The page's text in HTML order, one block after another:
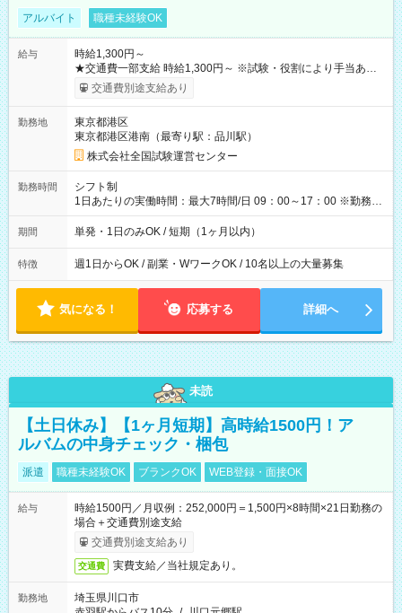
アルバイト 職種未経験OK
給与
時給1,300円～
★交通費一部支給 時給1,300円～ ※試験・役割により手当あり
※勤務回数により昇給あり 【即給（前払い）オプションあ
り！】 希望される場合、勤務から1週間ほどで給与の一部を受け
例】 ・河合塾模擬試験 8:30～17:30（休憩1時間） 時給1,300円
×8時間＝日収10,400円＋交通費 ※当日の役割により時給＋100
円の場合あり ・国家試験 7:00～13:30（休憩なし） 時給1,300
円（役割手当＋100円）×6時間＝日収8,400円＋交通費 【試用期
間】試用期間なし
交通費別途支給あり
勤務地
東京都港区
東京都港区港南（最寄り駅：品川駅）
株式会社全国試験運営センター
勤務時間
シフト制
1日あたりの実働時間：最大7時間/日 09：00～17：00 ※勤務時
間は 試験により異なります。
期間 単発・1日のみOK / 短期（1ヶ月以内）
特徴 週1日からOK / 副業・WワークOK / 10名以上の大量募集
気になる！ 応募する 詳細へ
未読
【土日休み】【1ヶ月短期】高時給1500円！ア
ルバムの中身チェック・梱包
派遣 職種未経験OK ブランクOK WEB登録・面接OK
給与
時給1500円／月収例：252,000円＝1,500円×8時間×21日勤務の
場合＋交通費別途支給
交通費別途支給あり
交通費 実費支給／当社規定あり。
勤務地
埼玉県川口市